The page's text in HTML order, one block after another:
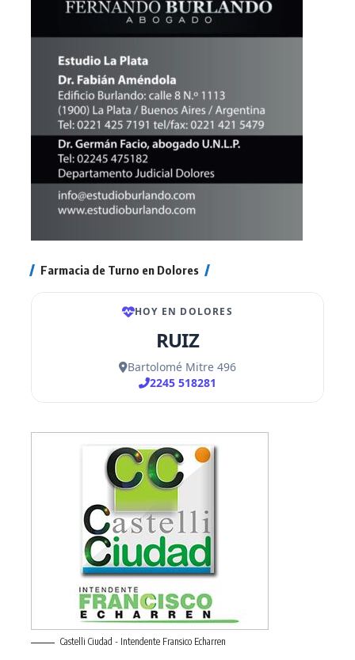
Farmacia de Turno en Dolores
Castelli Ciudad - Intendente Fransico Echarren